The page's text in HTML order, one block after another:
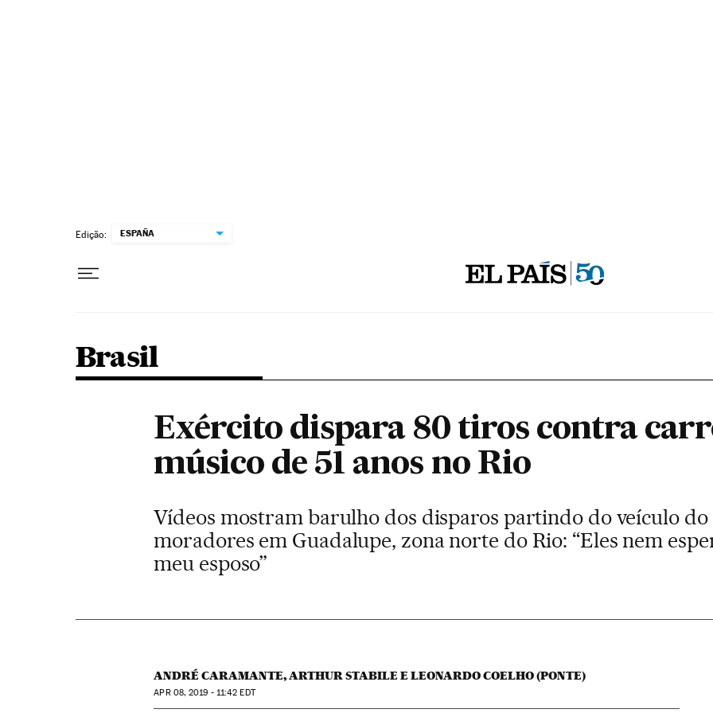
Edição: ESPAÑA
Brasil
Exército dispara 80 tiros contra
músico de 51 anos no Rio
Vídeos mostram barulho dos disparos partindo do veículo do
moradores em Guadalupe, zona norte do Rio: “Eles nem
meu esposo”
ANDRÉ CARAMANTE, ARTHUR STABILE E LEONARDO COELHO (PONTE)
APR08, 2019 - 11:42 EDT